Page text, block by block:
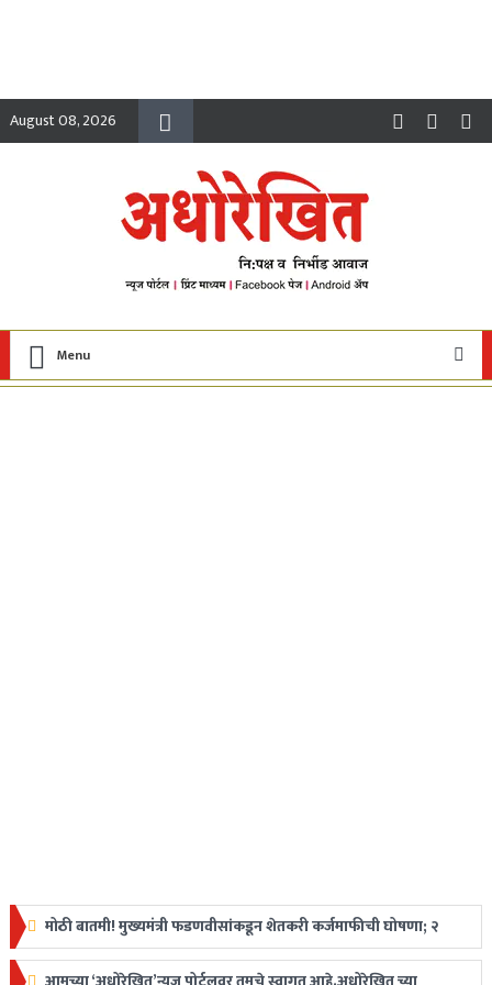
August 08, 2026
Menu
मोठी बातमी! मुख्यमंत्री फडणवीसांकडून शेतकरी कर्जमाफीची घोषणा; २
लाखापर्यंत मिळणार लाभ